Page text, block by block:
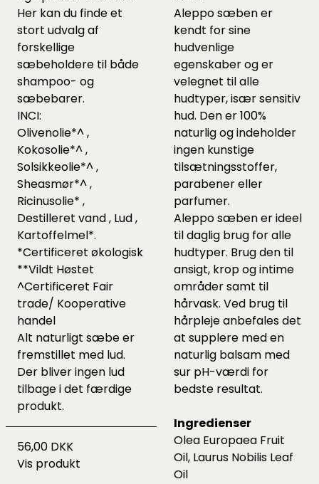
Her kan du finde et
stort udvalg af
forskellige
sæbeholdere til både
shampoo- og
sæbebarer.
INCI:
Olivenolie*^ ,
Kokosolie*^ ,
Solsikkeolie*^ ,
Sheasmør*^ ,
Ricinusolie* ,
Destilleret vand , Lud ,
Kartoffelmel*.
*Certificeret økologisk
**Vildt Høstet
^Certificeret Fair
trade/ Kooperative
handel
Alt naturligt sæbe er
fremstillet med lud.
Der bliver ingen lud
tilbage i det færdige
produkt.
56,00 DKK
Vis produkt
Aleppo sæben er
kendt for sine
hudvenlige
egenskaber og er
velegnet til alle
hudtyper, især sensitiv
hud. Den er 100%
naturlig og indeholder
ingen kunstige
tilsætningsstoffer,
parabener eller
parfumer.
Aleppo sæben er ideel
til daglig brug for alle
hudtyper. Brug den til
ansigt, krop og intime
områder samt til
hårvask. Ved brug til
hårpleje anbefales det
at supplere med en
naturlig balsam med
sur pH-værdi for
bedste resultat.
Ingredienser
Olea Europaea Fruit
Oil, Laurus Nobilis Leaf
Oil